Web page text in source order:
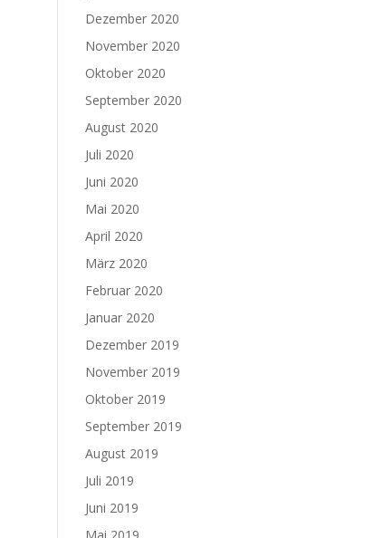
Dezember 2020
November 2020
Oktober 2020
September 2020
August 2020
Juli 2020
Juni 2020
Mai 2020
April 2020
März 2020
Februar 2020
Januar 2020
Dezember 2019
November 2019
Oktober 2019
September 2019
August 2019
Juli 2019
Juni 2019